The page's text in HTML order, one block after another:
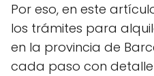
Por eso, en este
los trámites para
en la provincia de
cada paso con detalle